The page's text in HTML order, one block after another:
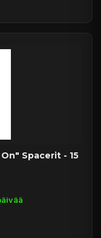
Spacerit - 15